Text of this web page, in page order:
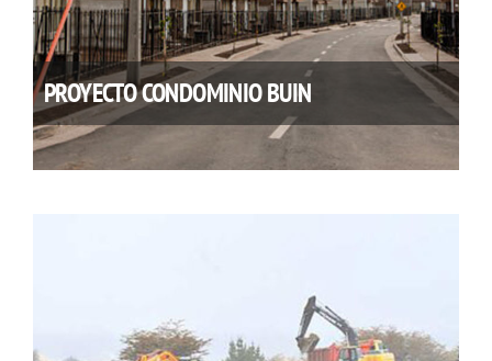
PROYECTO CONDOMINIO BUIN